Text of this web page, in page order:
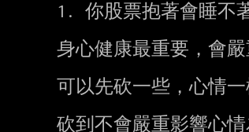
1. 你股票抱著會睡不
身心健康最重要，會
可以先砍一些，心情一
砍到不會嚴重影響心情